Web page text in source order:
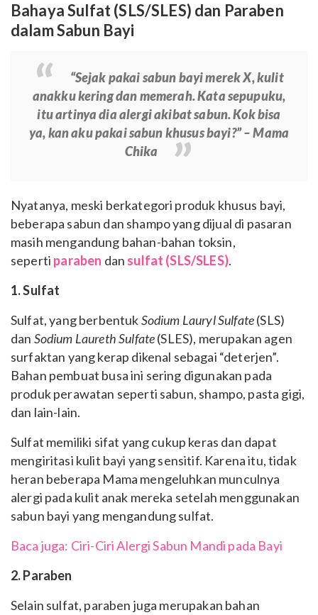
Bahaya Sulfat (SLS/SLES) dan Paraben
dalam Sabun Bayi
“Sejak pakai sabun bayi merek X, kulit
anakku kering dan memerah. Kata sepupuku,
itu artinya dia alergi akibat sabun. Kok bisa
ya, kan aku pakai sabun khusus bayi?” – Mama
Chika
Nyatanya, meski berkategori produk khusus bayi,
beberapa sabun dan shampo yang dijual di pasaran
masih mengandung bahan-bahan toksin,
seperti paraben dan sulfat (SLS/SLES).
1. Sulfat
Sulfat, yang berbentukSodium Lauryl Sulfate(SLS)
dan Sodium Laureth Sulfate(SLES), merupakan agen
surfaktan yang kerap dikenal sebagai “deterjen”.
Bahan pembuat busa ini sering digunakan pada
produk perawatan seperti sabun, shampo, pasta gigi,
dan lain-lain.
Sulfat memiliki sifat yang cukup keras dan dapat
mengiritasi kulit bayi yang sensitif. Karena itu, tidak
heran beberapa Mama mengeluhkan munculnya
alergi pada kulit anak mereka setelah menggunakan
sabun bayi yang mengandung sulfat.
Baca juga: Ciri-Ciri Alergi Sabun Mandi pada Bayi
2. Paraben
Selain sulfat, paraben juga merupakan bahan